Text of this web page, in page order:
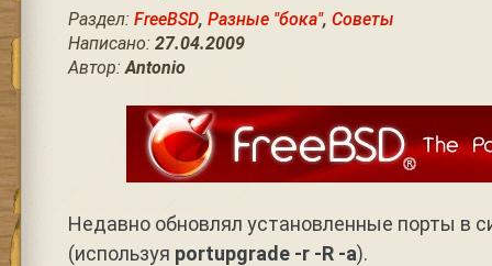
Раздел: FreeBSD, Разные "бока", Советы
Написано: 27.04.2009
Автор:Antonio
Недавно обновлял установленные порты в
(используя portupgrade -r -R -a).